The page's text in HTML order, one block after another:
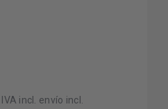
IVA incl. envío incl.